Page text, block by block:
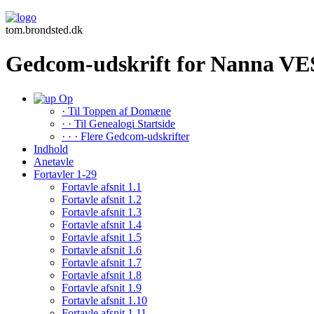
tom.brondsted.dk
Gedcom-udskrift for Nanna
Op
· Til Toppen af Domæne
· · Til Genealogi Startside
· · · Flere Gedcom-udskrifter
Indhold
Anetavle
Fortavler 1-29
Fortavle afsnit 1.1
Fortavle afsnit 1.2
Fortavle afsnit 1.3
Fortavle afsnit 1.4
Fortavle afsnit 1.5
Fortavle afsnit 1.6
Fortavle afsnit 1.7
Fortavle afsnit 1.8
Fortavle afsnit 1.9
Fortavle afsnit 1.10